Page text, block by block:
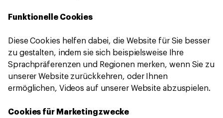
Funktionelle Cookies
Diese Cookies helfen dabei, die Website für Sie besser
zu gestalten, indem sie sich beispielsweise Ihre
Sprachpräferenzen und Regionen merken, wenn Sie zu
unserer Website zurückkehren, oder Ihnen
ermöglichen, Videos auf unserer Website abzuspielen.
Cookies für Marketingzwecke